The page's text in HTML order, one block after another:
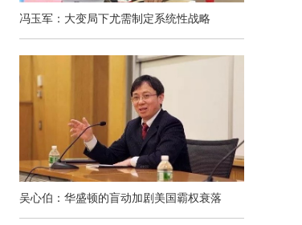
冯玉军：大变局下尤需制定系统性战略
吴心伯：华盛顿的盲动加剧美国霸权衰落